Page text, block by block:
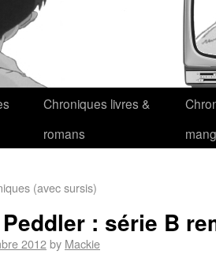
Chroniques livres &
romans
(avec sursis)
: série B
2012by Mackie